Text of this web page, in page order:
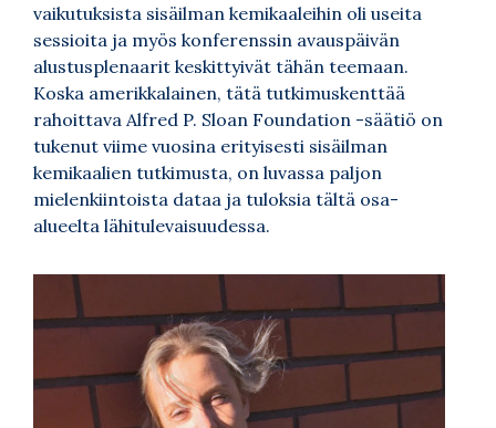
vaikutuksista sisäilman kemikaaleihin oli useita
sessioita ja myös konferenssin avauspäivän
alustusplenaarit keskittyivät tähän teemaan.
Koska amerikkalainen, tätä tutkimuskenttää
rahoittava Alfred P. Sloan Foundation -säätiö on
tukenut viime vuosina erityisesti sisäilman
kemikaalien tutkimusta, on luvassa paljon
mielenkiintoista dataa ja tuloksia tältä osa-
alueelta lähitulevaisuudessa.